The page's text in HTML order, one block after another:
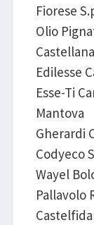
Fiorese
Olio
Edilesse
Esse-Ti
Mantova
Gherardi
Codyeco
Wayel
Pallavolo